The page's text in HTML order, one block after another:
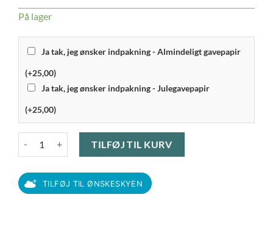
På lager
Ja tak, jeg ønsker indpakning - Almindeligt gavepapir
(+25,00)
Ja tak, jeg ønsker indpakning - Julegavepapir
(+25,00)
TILFØJ TIL KURV
TILFØJ TIL ØNSKESKYEN